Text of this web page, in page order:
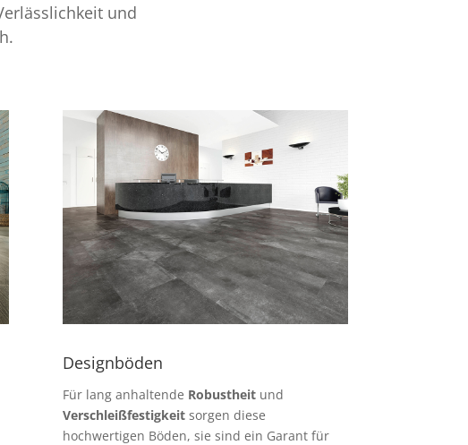
und
Designböden
Für lang anhaltende Robustheitund
Verschleißfestigkeitsorgen diese
hochwertigen Böden, sie sind ein Garant für